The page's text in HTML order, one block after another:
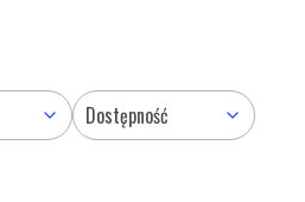
Dostępność